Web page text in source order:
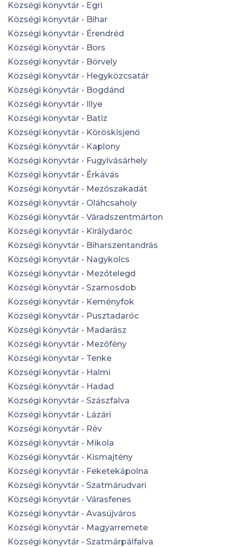
Községi könyvtár - Egri
Községi könyvtár - Bihar
Községi könyvtár - Érendréd
Községi könyvtár - Bors
Községi könyvtár - Börvely
Községi könyvtár - Hegyközcsatár
Községi könyvtár - Bogdánd
Községi könyvtár - Illye
Községi könyvtár - Batiz
Községi könyvtár - Köröskisjenő
Községi könyvtár - Kaplony
Községi könyvtár - Fugyivásárhely
Községi könyvtár - Érkávás
Községi könyvtár - Mezőszakadát
Községi könyvtár - Oláhcsaholy
Községi könyvtár - Váradszentmárton
Községi könyvtár - Királydaróc
Községi könyvtár - Biharszentandrás
Községi könyvtár - Nagykolcs
Községi könyvtár - Mezőtelegd
Községi könyvtár - Szamosdob
Községi könyvtár - Keményfok
Községi könyvtár - Pusztadaróc
Községi könyvtár - Madarász
Községi könyvtár - Mezőfény
Községi könyvtár - Tenke
Községi könyvtár - Halmi
Községi könyvtár - Hadad
Községi könyvtár - Szászfalva
Községi könyvtár - Lázári
Községi könyvtár - Rév
Községi könyvtár - Mikola
Községi könyvtár - Kismajtény
Községi könyvtár - Feketekápolna
Községi könyvtár - Szatmárudvari
Községi könyvtár - Várasfenes
Községi könyvtár - Avasújváros
Községi könyvtár - Magyarremete
Községi könyvtár - Szatmárpálfalva